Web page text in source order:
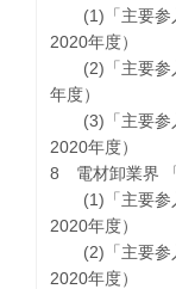
(1)「主要参入
2020年度）
(2)「主要参入
年度）
(3)「主要参入
2020年度）
8 電材卸業界
(1)「主要参入
2020年度）
(2)「主要参入
2020年度）